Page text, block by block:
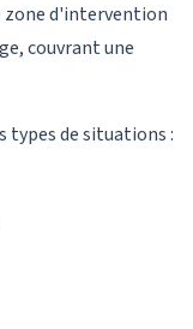
zone d'intervention
couvrant une
de situations :